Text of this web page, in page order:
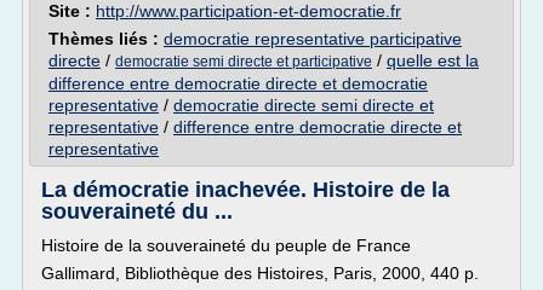
Site : http://www.participation-et-democratie.fr
Thèmes liés : democratie representative participative
directe / democratie semi directe et participative / quelle est la
difference entre democratie directe et democratie
representative / democratie directe semi directe et
representative / difference entre democratie directe et
representative
La démocratie inachevée. Histoire de la
souveraineté du ...
Histoire de la souveraineté du peuple de France
Gallimard, Bibliothèque des Histoires, Paris, 2000, 440 p.